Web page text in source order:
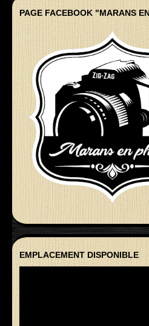
PAGE FACEBOOK "MARANS
EMPLACEMENT DISPONIBLE